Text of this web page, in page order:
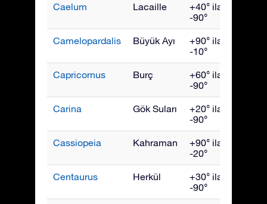
Caelum Lacaille
+40° ila
-90°
Camelopardalis Büyük Ayı
+90° ila
-10°
Capricornus Burç
+60° ila
-90°
Carina Gök Suları
+20° ila
-90°
Cassiopeia Kahraman
+90° ila
-20°
Centaurus Herkül
+30° ila
-90°